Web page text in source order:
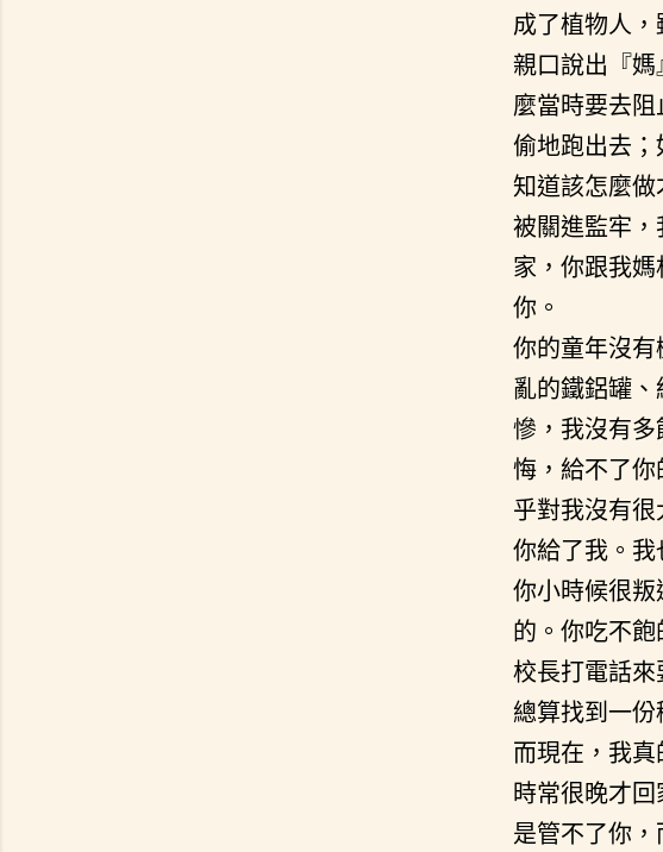
成了植物人
親口說出『
麼當時要去
偷地跑出去
知道該怎麼
被關進監牢
家，你跟我
你。
你的童年沒
亂的鐵鋁罐
慘，我沒有
悔，給不了
乎對我沒有
你給了我。我
你小時候很
的。你吃不
校長打電話
總算找到一份
而現在，我
時常很晚才
是管不了你